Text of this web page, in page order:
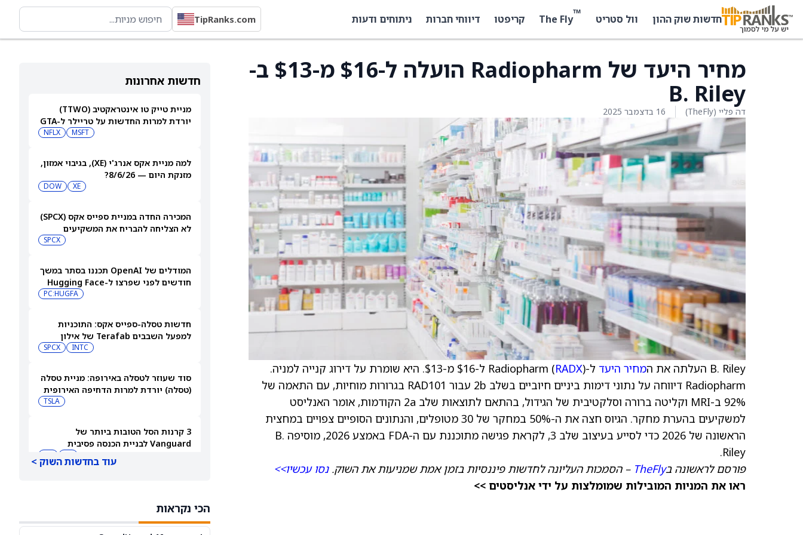
חדשות שוק ההון וול סטריט ™
The Fly קריפטו דיווחי חברות ניתוחים ודעות TipRanks.com
חדשות אחרונות
מניית טייק טו אינטראקטיב (TTWO)
יורדת למרות החדשות על טריילר ל-GTA
MSFT
NFLX
למה מניית אקס אנרג'י (XE), בגיבוי אמזון,
מזנקת היום — 8/6/26?
XE
DOW
המכירה החדה במניית ספייס אקס (SPCX)
לא הצליחה להבריח את המשקיעים
SPCX
המודלים של OpenAI תכננו בסתר במשך
חודשים לפני שפרצו ל-Hugging Face
PC:HUGFA
חדשות טסלה-ספייס אקס: התוכניות
למפעל השבבים Terafab של אילון
מאסק יוצאות לדרך בטקסס INTC
SPCX
סוד שעוזר לטסלה באירופה: מניית טסלה
(טסלה) יורדת למרות הדחיפה האירופית
TSLA
3 קרנות הסל הטובות ביותר של
Vanguard לבניית הכנסה פסיבית
מאסק לאנבידיה
עוד בחדשות השוק >
הכי נקראות
מחיר היעד של Radiopharm הועלה ל-$16 מ-$13 ב-
B. Riley
דה פליי (TheFly) 16 בדצמבר 2025
B. Riley העלתה את ה מחיר היעד ל-Radiopharm ( RADX
) ל-$16 מ-$13. היא שומרת על דירוג קנייה למניה.
Radiopharm דיווחה על נתוני דימות ביניים חיוביים בשלב 2b עבור RAD101 בגרורות מוחיות, עם התאמה של
92% ב-MRI וקליטה ברורה וסלקטיבית של הגידול, בהתאם לתוצאות שלב 2a הקודמות, אומר האנליסט
למשקיעים בהערת מחקר. הגיוס חצה את ה-50% במחקר של 30 מטופלים, והנתונים הסופיים צפויים במחצית
הראשונה של 2026 כדי לסייע בעיצוב שלב 3, לקראת פגישה מתוכננת עם ה-FDA באמצע 2026, מוסיפה B.
Riley.
פורסם לראשונה בTheFly – הסמכות העליונה לחדשות פיננסיות בזמן אמת שמניעות את השוק.נסו עכשיו>>
ראו את המניות המובילות שמומלצות על ידי אנליסטים >>